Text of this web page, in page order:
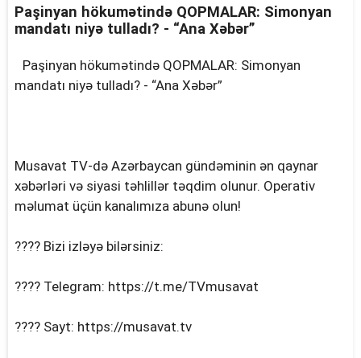
Paşinyan hökumətində QOPMALAR: Simonyan
mandatı niyə tulladı? - “Ana Xəbər”
Paşinyan hökumətində QOPMALAR: Simonyan
mandatı niyə tulladı? - “Ana Xəbər”
Musavat TV-də Azərbaycan gündəminin ən qaynar
xəbərləri və siyasi təhlillər təqdim olunur. Operativ
məlumat üçün kanalımıza abunə olun!
???? Bizi izləyə bilərsiniz:
???? Telegram: https://t.me/TVmusavat
???? Sayt: https://musavat.tv